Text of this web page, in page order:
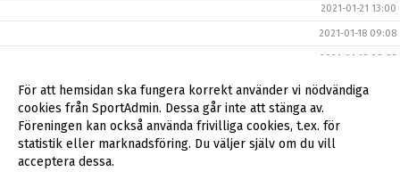
2021-01-21 13:00
2021-01-18 09:08
2021-01-18 09:05
2021-01-14 10:19
2020-07-24 09:45
2019-10-06 13:13
För att hemsidan ska fungera korrekt använder vi nödvändiga
cookies från SportAdmin. Dessa går inte att stänga av.
Föreningen kan också använda frivilliga cookies, t.ex. för
statistik eller marknadsföring. Du väljer själv om du vill
acceptera dessa.